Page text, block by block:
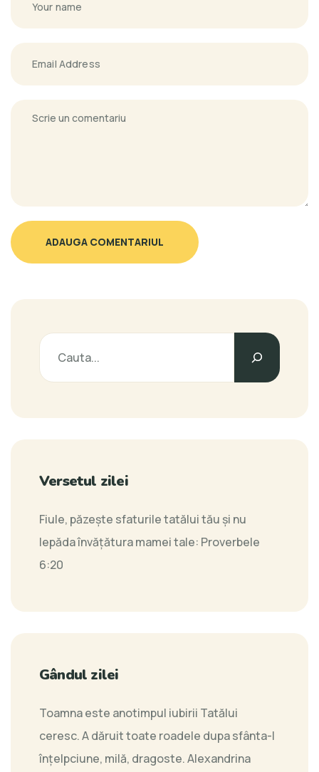
ADAUGA COMENTARIUL
Versetul zilei
Fiule, păzeşte sfaturile tatălui tău şi nu
lepăda învăţătura mamei tale: Proverbele
6:20
Gândul zilei
Toamna este anotimpul iubirii Tatălui
ceresc. A dăruit toate roadele dupa sfânta-I
înțelpciune, milă, dragoste.Alexandrina